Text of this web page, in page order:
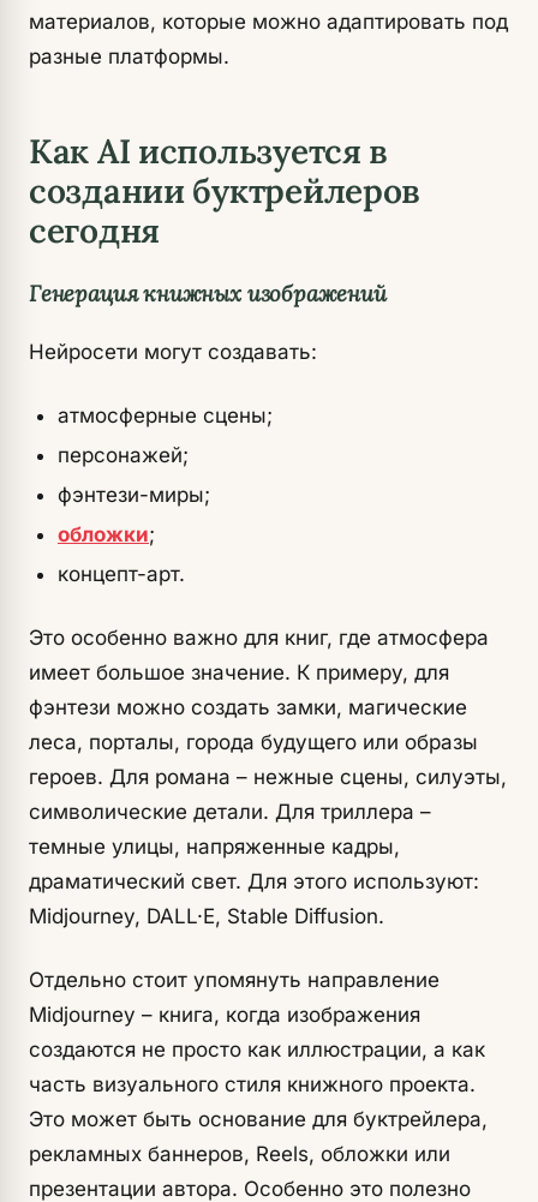
материалов, которые можно адаптировать под
разные платформы.
Как AI используется в
создании буктрейлеров
сегодня
Генерация книжных изображений
Нейросети могут создавать:
атмосферные сцены;
персонажей;
фэнтези-миры;
обложки;
концепт-арт.
Это особенно важно для книг, где атмосфера
имеет большое значение. К примеру, для
фэнтези можно создать замки, магические
леса, порталы, города будущего или образы
героев. Для романа – нежные сцены, силуэты,
символические детали. Для триллера –
темные улицы, напряженные кадры,
драматический свет. Для этого используют:
Midjourney, DALL·E, Stable Diffusion.
Отдельно стоит упомянуть направление
Midjourney – книга, когда изображения
создаются не просто как иллюстрации, а как
часть визуального стиля книжного проекта.
Это может быть основание для буктрейлера,
рекламных баннеров, Reels, обложки или
презентации автора. Особенно это полезно